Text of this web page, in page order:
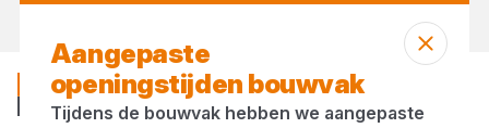
Aangepaste
openingstijden bouwvak
Tijdens de bouwvak hebben we aangepaste